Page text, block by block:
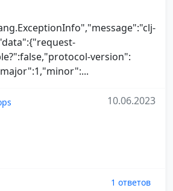
version":
10.06.2023
1 ответов